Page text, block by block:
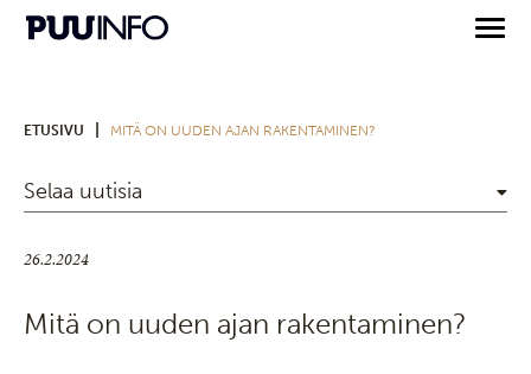
ETUSIVU MITÄ ON UUDEN AJAN RAKENTAMINEN?
Selaa uutisia
26.2.2024
Mitä on uuden ajan rakentaminen?